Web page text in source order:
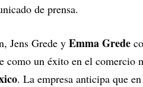
de prensa.
Jens Grede y Emma Grede
como un éxito en el comercio
. La empresa anticipa que